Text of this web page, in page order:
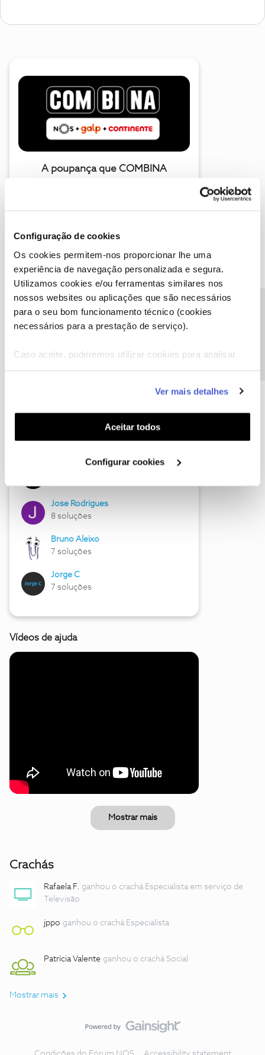
Configuração de cookies
Os cookies permitem-nos proporcionar lhe uma
experiência de navegação personalizada e segura.
Utilizamos cookies e/ou ferramentas similares nos
nossos websites ou aplicações que são necessários
para o seu bom funcionamento técnico (cookies
necessários para a prestação de serviço).
Caso aceite, poderemos utilizar cookies para analisar
funcionalidades (cookies de personalização e
funcionalidade) e adaptar anúncios aos seus interesses
(cookies de publicidade personalizada). Pode gerir a
utilização dos cookies clicando em "Configurar
Ver mais detalhes
Aceitar todos
Configurar cookies
A poupança que COMBINA
Descubra as novidades de junho
Hall of Fame de junho
Jose Rodrigues
8 soluções
Bruno Aleixo
7 soluções
Jorge C
7 soluções
Vídeos de ajuda
Mostrar mais
Crachás
Rafaela F. ganhou o crachá Especialista em serviço de
Televisão
jppo ganhou o crachá Especialista
Patrícia Valente ganhou o crachá Social
Mostrar mais